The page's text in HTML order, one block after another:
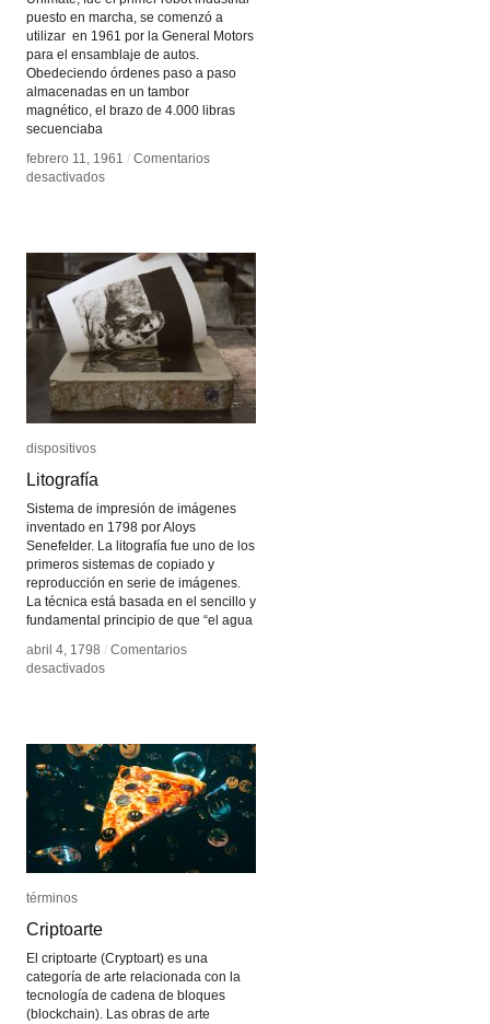
puesto en marcha, se comenzó a
utilizar en 1961 por la General Motors
para el ensamblaje de autos.
Obedeciendo órdenes paso a paso
almacenadas en un tambor
magnético, el brazo de 4.000 libras
secuenciaba
febrero 11, 1961 / Comentarios
desactivadosen
febrero 11, 1961 / Comentarios
desactivadosen
dispositivos
Litografía
Sistema de impresión de imágenes
inventado en 1798 por Aloys
Senefelder. La litografía fue uno de los
primeros sistemas de copiado y
reproducción en serie de imágenes.
La técnica está basada en el sencillo y
fundamental principio de que “el agua
abril 4, 1798 / Comentarios
desactivadosen
dispositivos
Litografía
abril 4, 1798 / Comentarios
desactivadosen
términos
Criptoarte
El criptoarte (Cryptoart) es una
categoría de arte relacionada con la
tecnología de cadena de bloques
(blockchain). Las obras de arte
términos
Criptoarte